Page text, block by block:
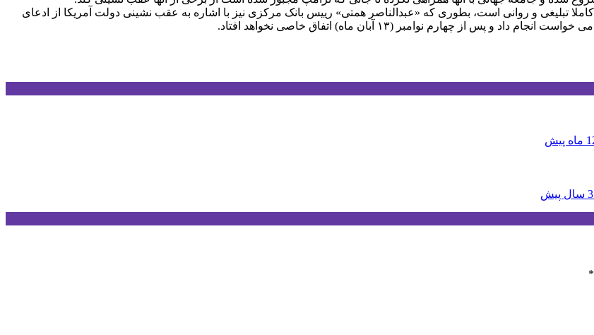
تبلیغی و روانی است، بطوری که «عبدالناصر همتی» رییس بانک مرکزی نیز با اشاره به عقب نشینی دولت آمریکا از ادعای
چهارم نوامبر (۱۳ آبان ماه) اتفاق خاصی نخواهد افتاد.
پیش
3 سال پیش
*